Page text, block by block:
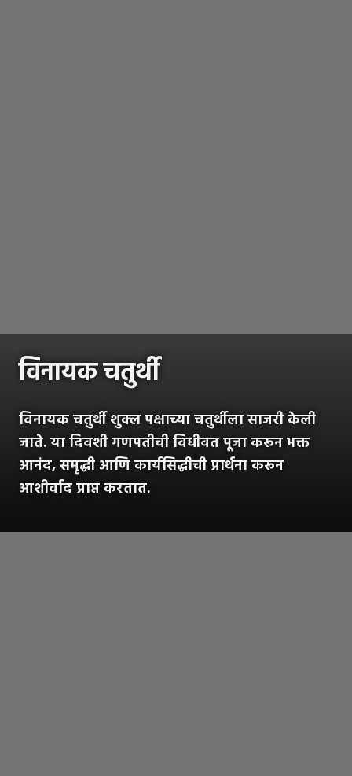
विनायक चतुर्थी
विनायक चतुर्थी शुक्ल पक्षाच्या चतुर्थीला साजरी केली
जाते. या दिवशी गणपतीची विधीवत पूजा करून भक्त
आनंद, समृद्धी आणि कार्यसिद्धीची प्रार्थना करून
आशीर्वाद प्राप्त करतात.